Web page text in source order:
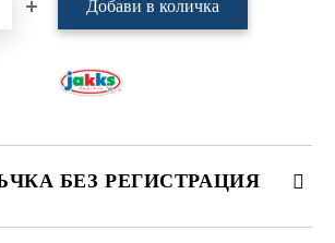
БЕЗ РЕГИСТРАЦИЯ